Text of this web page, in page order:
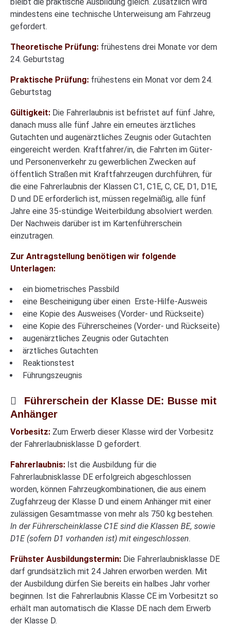
mindestens eine technische Unterweisung am Fahrzeug
gefordert.
Theoretische Prüfung: frühestens drei Monate vor dem
24. Geburtstag
Praktische Prüfung: frühestens ein Monat vor dem 24.
Geburtstag
Gültigkeit: Die Fahrerlaubnis ist befristet auf fünf Jahre,
danach muss alle fünf Jahre ein erneutes ärztliches
Gutachten und augenärztliches Zeugnis oder Gutachten
eingereicht werden. Kraftfahrer/in, die Fahrten im Güter-
und Personenverkehr zu gewerblichen Zwecken auf
öffentlich Straßen mit Kraftfahrzeugen durchführen, für
die eine Fahrerlaubnis der Klassen C1, C1E, C, CE, D1, D1E,
D und DE erforderlich ist, müssen regelmäßig, alle fünf
Jahre eine 35-stündige Weiterbildung absolviert werden.
Der Nachweis darüber ist im Kartenführerschein
einzutragen.
Zur Antragstellung benötigen wir folgende
Unterlagen:
ein biometrisches Passbild
eine Bescheinigung über einen Erste-Hilfe-Ausweis
eine Kopie des Ausweises (Vorder- und Rückseite)
eine Kopie des Führerscheines (Vorder- und Rückseite)
augenärztliches Zeugnis oder Gutachten
ärztliches Gutachten
Reaktionstest
Führungszeugnis
Führerschein der Klasse DE: Busse mit
Anhänger
Vorbesitz: Zum Erwerb dieser Klasse wird der Vorbesitz
der Fahrerlaubnisklasse D gefordert.
Fahrerlaubnis: Ist die Ausbildung für die
Fahrerlaubnisklasse DE erfolgreich abgeschlossen
worden, können Fahrzeugkombinationen, die aus einem
Zugfahrzeug der Klasse D und einem Anhänger mit einer
zulässigen Gesamtmasse von mehr als 750 kg bestehen.
In der Führerscheinklasse C1E sind die Klassen BE, sowie
D1E (sofern D1 vorhanden ist) mit eingeschlossen.
Frühster Ausbildungstermin: Die Fahrerlaubnisklasse DE
darf grundsätzlich mit 24 Jahren erworben werden. Mit
der Ausbildung dürfen Sie bereits ein halbes Jahr vorher
beginnen. Ist die Fahrerlaubnis Klasse CE im Vorbesitzt so
erhält man automatisch die Klasse DE nach dem Erwerb
der Klasse D.